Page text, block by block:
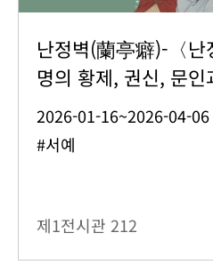
난정벽(蘭亭癖)-〈난
명의 황제, 권신, 문
2026-01-16~2026-04-06
#서예
제1전시관 212